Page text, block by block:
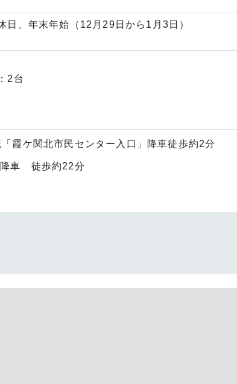
日、年末年始（12月29日から1月3日）
2台
霞ケ関北市民センター入口」降車徒歩約2分
車 徒歩約22分